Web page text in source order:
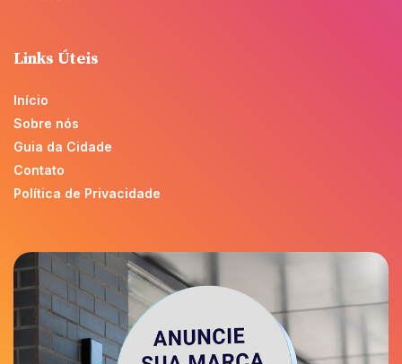
Links Úteis
Início
Sobre nós
Guia da Cidade
Contato
Política de Privacidade